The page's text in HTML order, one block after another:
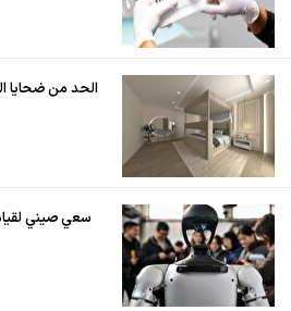
الحد من ضحايا
سعي صيني